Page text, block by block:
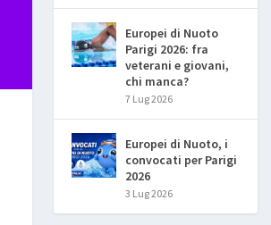
Europei di Nuoto
Parigi 2026: fra
veterani e giovani,
chi manca?
7 Lug 2026
Europei di Nuoto, i
convocati per Parigi
2026
3 Lug 2026